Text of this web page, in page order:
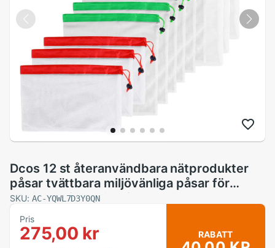
Dcos 12 st återanvändbara nätprodukter
påsar tvättbara miljövänliga påsar för
matinköp förvaring frukt grönsaksleksaker
SKU: AC-YQWL7D3Y0QN
Pris
275,00 kr RABATT